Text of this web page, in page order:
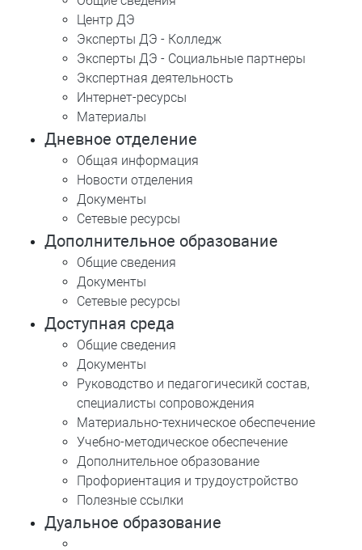
Центр ДЭ
Эксперты ДЭ - Колледж
Эксперты ДЭ - Социальные партнеры
Экспертная деятельность
Интернет-ресурсы
Материалы
Дневное отделение
Общая информация
Новости отделения
Документы
Сетевые ресурсы
Дополнительное образование
Общие сведения
Документы
Сетевые ресурсы
Доступная среда
Общие сведения
Документы
Руководство и педагогичесикй состав,
специалисты сопровождения
Материально-техническое обеспечение
Учебно-методическое обеспечение
Дополнительное образование
Профориентация и трудоустройство
Полезные ссылки
Дуальное образование